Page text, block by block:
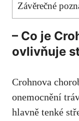
Závěrečné
– Co ‌je
ovlivňuje
Crohnova
onemocnění
hlavně ‍tenké